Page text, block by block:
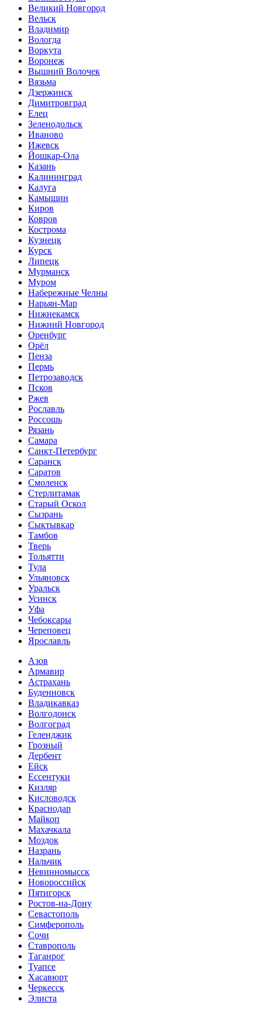
Великий Новгород
Вельск
Владимир
Вологда
Воркута
Воронеж
Вышний Волочек
Вязьма
Дзержинск
Димитровград
Елец
Зеленодольск
Иваново
Ижевск
Йошкар-Ола
Казань
Калининград
Калуга
Камышин
Киров
Ковров
Кострома
Кузнецк
Курск
Липецк
Мурманск
Муром
Набережные Челны
Нарьян-Мар
Нижнекамск
Нижний Новгород
Оренбург
Орёл
Пенза
Пермь
Петрозаводск
Псков
Ржев
Рославль
Россошь
Рязань
Самара
Санкт-Петербург
Саранск
Саратов
Смоленск
Стерлитамак
Старый Оскол
Сызрань
Сыктывкар
Тамбов
Тверь
Тольятти
Тула
Ульяновск
Уральск
Усинск
Уфа
Чебоксары
Череповец
Ярославль
Азов
Армавир
Астрахань
Буденновск
Владикавказ
Волгодонск
Волгоград
Геленджик
Грозный
Дербент
Ейск
Ессентуки
Кизляр
Кисловодск
Краснодар
Майкоп
Махачкала
Моздок
Назрань
Нальчик
Невинномысск
Новороссийск
Пятигорск
Ростов-на-Дону
Севастополь
Симферополь
Сочи
Ставрополь
Таганрог
Туапсе
Хасавюрт
Черкесск
Элиста